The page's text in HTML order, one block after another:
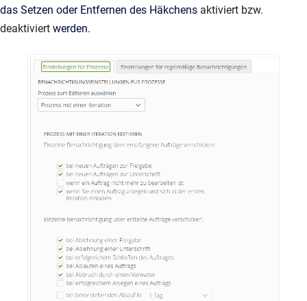
das Setzen oder Entfernen des Häkchens aktiviert bzw.
deaktiviert werden.